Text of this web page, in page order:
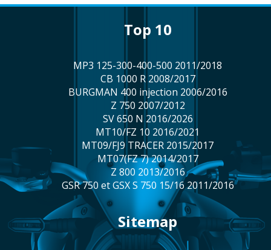
Top 10
MP3 125-300-400-500 2011/2018
CB 1000 R 2008/2017
BURGMAN 400 injection 2006/2016
Z 750 2007/2012
SV 650 N 2016/2026
MT10/FZ 10 2016/2021
MT09/FJ9 TRACER 2015/2017
MT07(FZ 7) 2014/2017
Z 800 2013/2016
GSR 750 et GSX S 750 15/16 2011/2016
Sitemap